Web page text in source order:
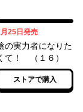
25日 07月25日
発売
の実力者になりた
て！ （１６）
ストアで購入